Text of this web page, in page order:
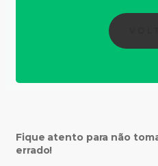
Fique atento para não
errado!